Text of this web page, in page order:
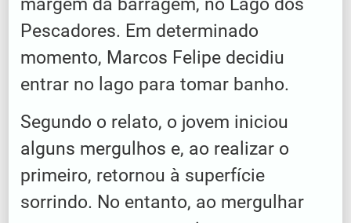
margem da barragem, no Lago dos
Pescadores. Em determinado
momento, Marcos Felipe decidiu
entrar no lago para tomar banho.
Segundo o relato, o jovem iniciou
alguns mergulhos e, ao realizar o
primeiro, retornou à superfície
sorrindo. No entanto, ao mergulhar